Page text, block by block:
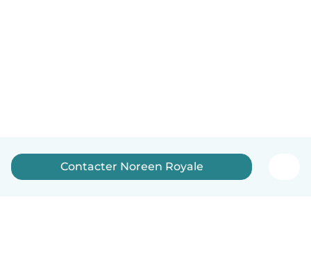
Contacter Noreen Royale